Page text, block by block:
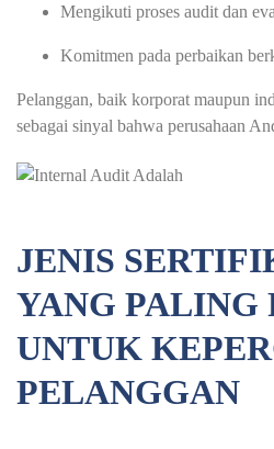
Mengikuti proses audit dan
Komitmen pada perbaikan
Pelanggan, baik korporat maupun
sebagai sinyal bahwa perusahaan
JENIS
YANG PALING
UNTUK
PELANGGAN